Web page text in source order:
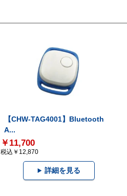
【CHW-TAG4001】Bluetooth
A...
￥11,700
税込￥12,870
詳細を見る